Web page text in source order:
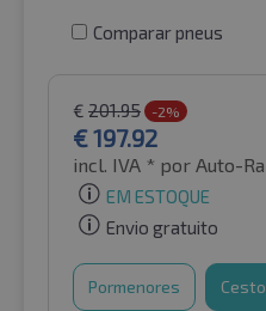
Comparar pneus
€ 201.95 -2%
€197.92
incl. IVA * por Auto-
EM ESTOQUE
Envio gratuito
Pormenores